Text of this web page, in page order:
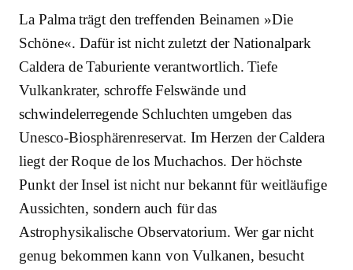
La Palma trägt den treffenden Beinamen »Die
Schöne«. Dafür ist nicht zuletzt der Nationalpark
Caldera de Taburiente verantwortlich. Tiefe
Vulkankrater, schroffe Felswände und
schwindelerregende Schluchten umgeben das
Unesco-Biosphärenreservat. Im Herzen der Caldera
liegt der Roque de los Muchachos. Der höchste
Punkt der Insel ist nicht nur bekannt für weitläufige
Aussichten, sondern auch für das
Astrophysikalische Observatorium. Wer gar nicht
genug bekommen kann von Vulkanen, besucht